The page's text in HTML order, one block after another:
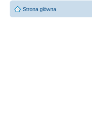
Strona główna